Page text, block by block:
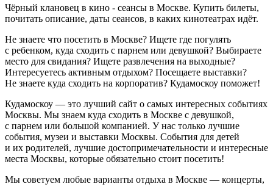
Чёрный клановец в кино - сеансы в Москве. Купить билеты,
почитать описание, даты сеансов, в каких кинотеатрах идёт.
Не знаете что посетить в Москве? Ищете где погулять
с ребенком, куда сходить с парнем или девушкой? Выбираете
место для свидания? Ищете развлечения на выходные?
Интересуетесь активным отдыхом? Посещаете выставки?
Не знаете куда сходить на корпоратив? Кудамоскоу поможет!
Кудамоскоу — это лучший сайт о самых интересных событиях
Москвы. Мы знаем куда сходить в Москве с девушкой,
с парнем или большой компанией. У нас только лучшие
события, музеи и выставки Москвы. События для детей
и их родителей, лучшие достопримечательности и интересные
места Москвы, которые обязательно стоит посетить!
Мы советуем любые варианты отдыха в Москве — концерты,